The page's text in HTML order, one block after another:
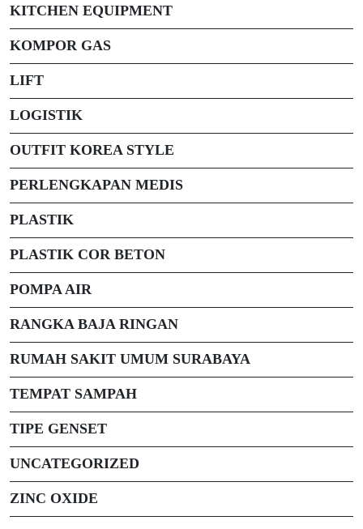
KITCHEN EQUIPMENT
KOMPOR GAS
LIFT
LOGISTIK
OUTFIT KOREA STYLE
PERLENGKAPAN MEDIS
PLASTIK
PLASTIK COR BETON
POMPA AIR
RANGKA BAJA RINGAN
RUMAH SAKIT UMUM SURABAYA
TEMPAT SAMPAH
TIPE GENSET
UNCATEGORIZED
ZINC OXIDE